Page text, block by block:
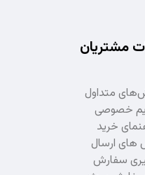
مشتریان
متداول
خصوصی
خرید
های ارسال
سفارش